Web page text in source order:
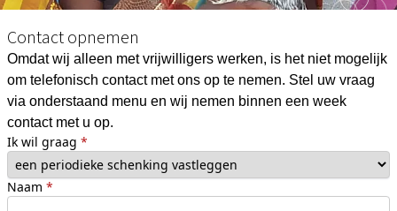
contact-
formulier
Contact opnemen
Omdat wij alleen met vrijwilligers werken, is het niet mogelijk
om telefonisch contact met ons op te nemen. Stel uw vraag
via onderstaand menu en wij nemen binnen een week
contact met u op.
Ik wil graag *
Naam *